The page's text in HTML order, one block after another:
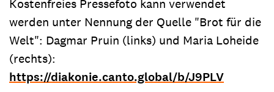
Kostenfreies Pressefoto kann verwendet
werden unter Nennung der Quelle "Brot für die
Welt": Dagmar Pruin (links) und Maria Loheide
(rechts):
https://diakonie.canto.global/b/J9PLV